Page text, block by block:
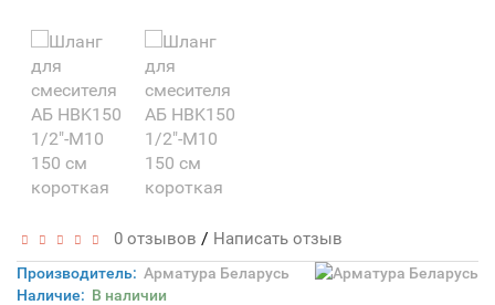
0 отзывов / Написать отзыв
Производитель: Арматура Беларусь
Наличие: В наличии